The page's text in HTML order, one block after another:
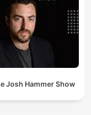
Josh Hammer Show